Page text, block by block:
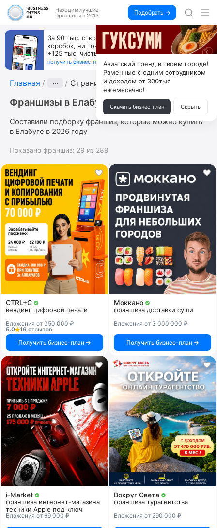
Находим лучшие
франшизы с 2013
Подобрать →
За 90 тыс. открой магазин на Авито, дома ни
коробок, ни товара, ни склада, зато каждый месяц
+125 тыс. чистыми
получить бизнес-план ↓
Главная ··· Страница 5
Франшизы в Елабуге
Составили подборку франшиз, которые можно купить
в Елабуге в 2026 году
Показано франшиз: 29 из 289
CTRL+C
вендинг цифровой печати
Вложения от 350 000 ₽
5.0
16 отзывов
Получить бизнес-план
Моккано
франшиза доставки суши
Вложения от 3 000 000 ₽
Получить бизнес-план
i‑Market
франшиза интернет-магазина
техники Apple под ключ
Вложения от 69 000 ₽
Вокруг Света
франшиза турагентства
Вложения от 290 000 ₽
Азиатский тренд в твоем городе!
Раменные с одним сотрудником
и доходом от 300тыс
ежемесячно!
Скачать бизнес-план Скрыть